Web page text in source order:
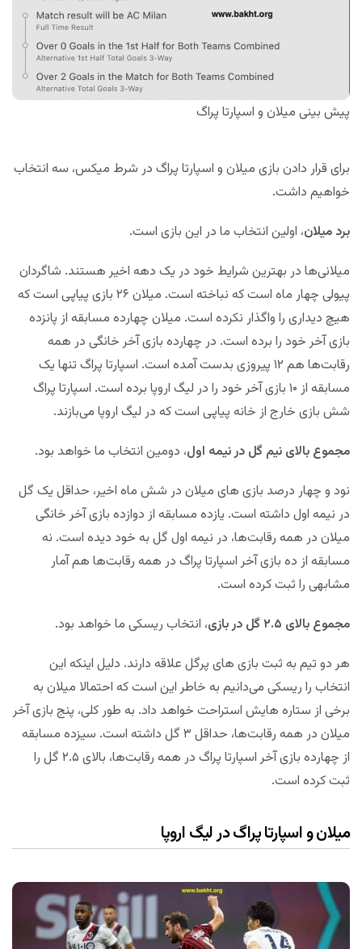
پیش بینی میلان و اسپارتا پراگ
برای قرار دادن بازی میلان و اسپارتا پراگ در شرط میکس، سه انتخاب
خواهیم داشت.
برد میلان، اولین انتخاب ما در این بازی است.
میلانی‌ها در بهترین شرایط خود در یک دهه اخیر هستند. شاگردان
پیولی چهار ماه است که نباخته است. میلان ۲۶ بازی پیاپی است که
هیچ دیداری را واگذار نکرده است. میلان چهارده مسابقه از پانزده
بازی آخر خود را برده است. در چهارده بازی آخر خانگی در همه
رقابت‌ها هم ۱۲ پیروزی بدست آمده است. اسپارتا پراگ تنها یک
مسابقه از ۱۰ بازی آخر خود را در لیگ اروپا برده است. اسپارتا پراگ
شش بازی خارج از خانه پیاپی است که در لیگ اروپا می‌بازند.
مجموع بالای نیم گل در نیمه اول، دومین انتخاب ما خواهد بود.
نود و چهار درصد بازی های میلان در شش ماه اخیر، حداقل یک گل
در نیمه اول داشته است. یازده مسابقه از دوازده بازی آخر خانگی
میلان در همه رقابت‌ها، در نیمه اول گل به خود دیده است. نه
مسابقه از ده بازی آخر اسپارتا پراگ در همه رقابت‌ها هم آمار
مشابهی را ثبت کرده است.
مجموع بالای ۲.۵ گل در بازی
، انتخاب ریسکی ما خواهد بود.
هر دو تیم به ثبت بازی های پرگل علاقه دارند. دلیل اینکه این
انتخاب را ریسکی می‌دانیم به خاطر این است که احتمالا میلان به
برخی از ستاره هایش استراحت خواهد داد. به طور کلی، پنج بازی آخر
میلان در همه رقابت‌ها، حداقل ۳ گل داشته است. سیزده مسابقه
از چهارده بازی آخر اسپارتا پراگ در همه رقابت‌ها، بالای ۲.۵ گل را
ثبت کرده است.
میلان و اسپارتا پراگ در لیگ اروپا